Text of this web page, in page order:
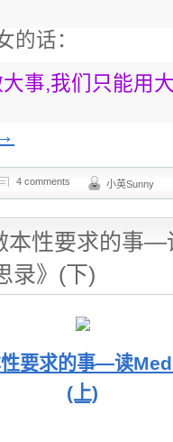
的话：
事,我们只能用
4 comments 小英Sunny
本性要求的事—
录》(下)
性要求的事—读
(上)